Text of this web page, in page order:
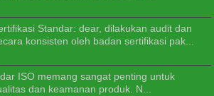
Standar: dear, dilakukan audit dan
konsisten oleh badan sertifikasi pak...
ISO memang sangat penting untuk
dan keamanan produk. N...